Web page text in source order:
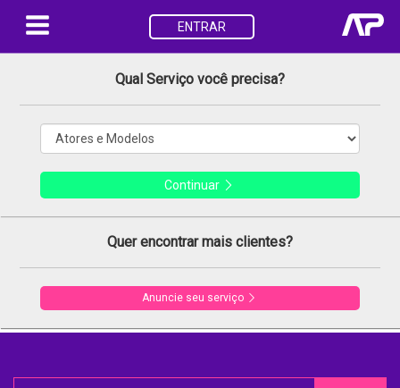
ENTRAR
Qual Serviço você precisa?
Continuar
Quer encontrar mais clientes?
Anuncie seu serviço